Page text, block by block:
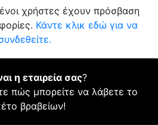
χρήστες έχουν πρόσβαση
Κάντε κλικ εδώ για να
η εταιρεία σας?
πώς μπορείτε να λάβετε το
βραβείων!